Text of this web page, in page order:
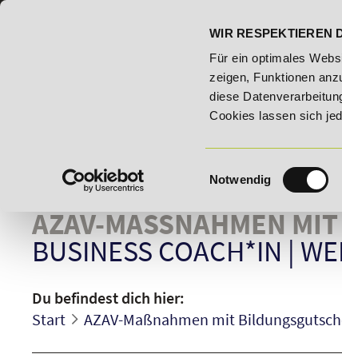
WIR RESPEKTIEREN
Für ein optimales
zeigen, Funktionen
diese
Cookies lassen sich
Einwilligungsauswahl
Notwendig
20% Rabatt bis 03.09.2026 -
AZAV-MASSNAHMEN
BUSINESS COACH*IN |
Du befindest dich hier:
Start
AZAV-Maßnahmen mit